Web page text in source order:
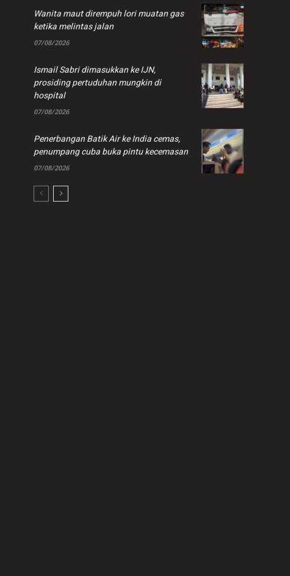
Wanita maut dirempuh lori muatan gas
ketika melintas jalan
07/08/2026
Ismail Sabri dimasukkan ke IJN,
prosiding pertuduhan mungkin di
hospital
07/08/2026
Penerbangan Batik Air ke India cemas,
penumpang cuba buka pintu kecemasan
07/08/2026